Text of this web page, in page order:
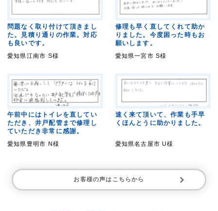
問題なく取り付けて頂きまし
た。見積り通りの作業。対応
も良いです。
愛知県江南市 S様
修理も早く直してくれて助か
りました。今度困った時もお
願いします。
愛知県一宮市 S様
午前中にはトイレを直してい
ただき、井戸配管まで修理し
ていただき非常に感謝。
愛知県豊明市 N様
速く来て頂いて、作業も手早
くほんとうに助かりました。
愛知県名古屋市 U様
お客様の声はこちらから